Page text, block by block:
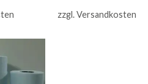
zzgl.Versandkosten